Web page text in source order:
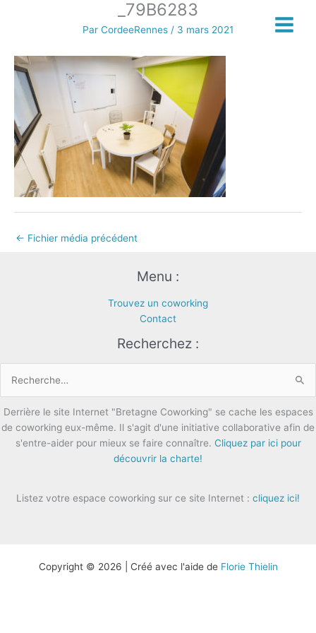
_79B6283
Par CordeeRennes / 3 mars 2021
← Fichier média précédent
Menu :
Trouvez un coworking
Contact
Recherchez :
Derrière le site Internet "Bretagne Coworking" se cache les espaces
de coworking eux-même. Il s'agit d'une initiative collaborative afin de
s'entre-aider pour mieux se faire connaître. Cliquez par ici pour
découvrir la charte!
Listez votre espace coworking sur ce site Internet : cliquez ici!
Copyright © 2026 | Créé avec l'aide de Florie Thielin